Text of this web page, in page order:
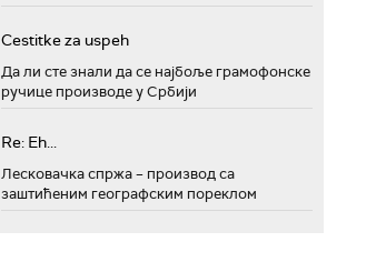
Cestitke za uspeh
Да ли сте знали да се најбоље грамофонске
ручице производе у Србији
Re: Eh...
Лесковачка спржа – производ са
заштићеним географским пореклом